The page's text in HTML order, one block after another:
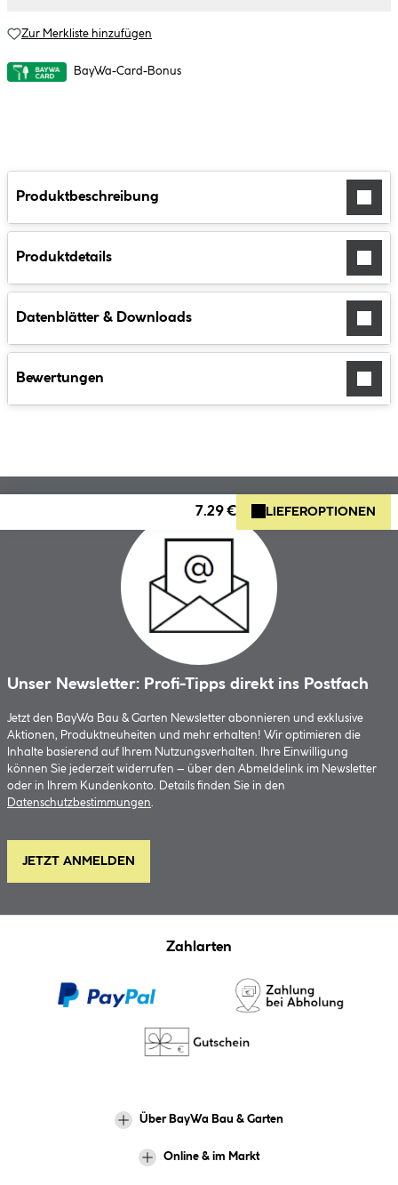
Zur Merkliste hinzufügen
BayWa-Card-Bonus
Produktbeschreibung
Produktdetails
Datenblätter & Downloads
Bewertungen
7.29 € LIEFEROPTIONEN
Unser Newsletter: Profi-Tipps direkt ins Postfach
Jetzt den BayWa Bau & Garten Newsletter abonnieren und exklusive
Aktionen, Produktneuheiten und mehr erhalten! Wir optimieren die
Inhalte basierend auf Ihrem Nutzungsverhalten. Ihre Einwilligung
können Sie jederzeit widerrufen – über den Abmeldelink im Newsletter
oder in Ihrem Kundenkonto. Details finden Sie in den
Datenschutzbestimmungen.
JETZT ANMELDEN
Zahlarten
Über BayWa Bau & Garten
Online & im Markt